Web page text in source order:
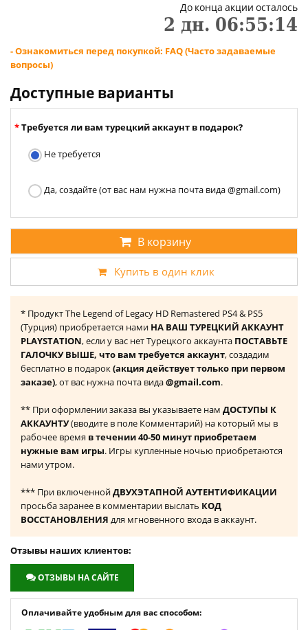
До конца акции осталось
2 дн. 06:55:14
- Ознакомиться перед покупкой: FAQ (Часто задаваемые
вопросы)
Доступные варианты
Требуется ли вам турецкий аккаунт в подарок?
Не требуется
Да, создайте (от вас нам нужна почта вида @gmail.com)
В корзину
Купить в один клик
* Продукт The Legend of Legacy HD Remastered PS4 & PS5
(Турция) приобретается нами НА ВАШ ТУРЕЦКИЙ АККАУНТ
PLAYSTATION, если у вас нет Турецкого аккаунта ПОСТАВЬТЕ
ГАЛОЧКУ ВЫШЕ, что вам требуется аккаунт, создадим
бесплатно в подарок(акция действует только при первом
заказе), от вас нужна почта вида@gmail.com.
** При оформлении заказа вы указываете нам ДОСТУПЫ К
АККАУНТУ(вводите в поле Комментарий) на который мы в
рабочее время в течении 40-50 минут приобретаем
нужные вам игры. Игры купленные ночью приобретаются
нами утром.
*** При включеннойДВУХЭТАПНОЙ АУТЕНТИФИКАЦИИ
просьба заранее в комментарии выслать КОД
ВОССТАНОВЛЕНИЯ для мгновенного входа в аккаунт.
Отзывы наших клиентов:
ОТЗЫВЫ НА САЙТЕ
Оплачивайте удобным для вас способом: